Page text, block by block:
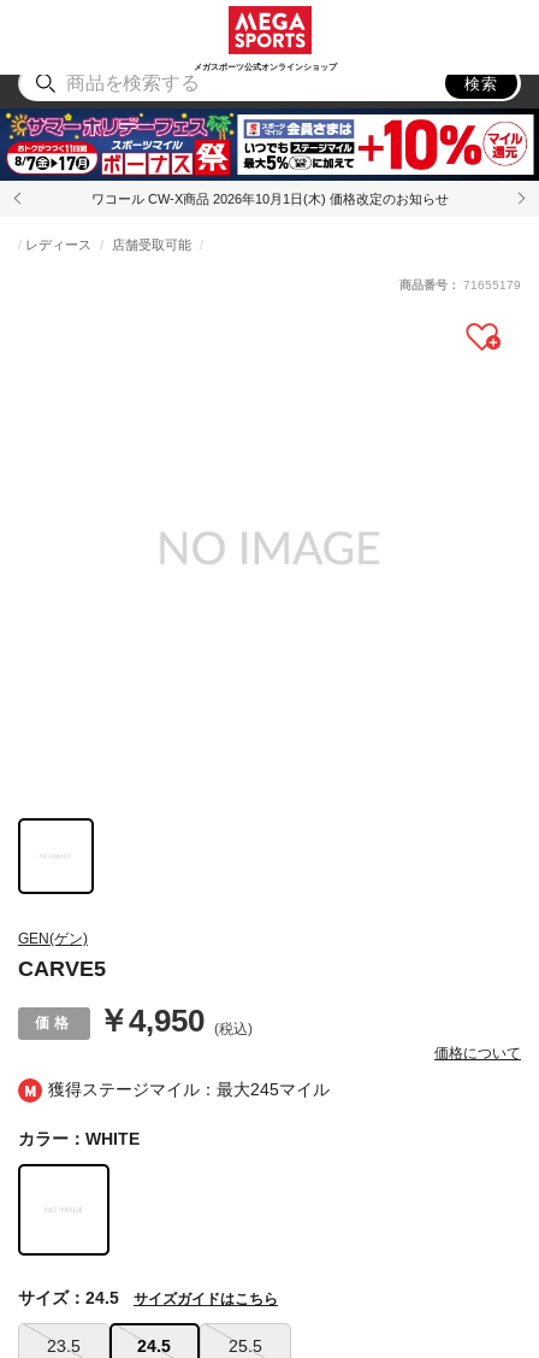
メガスポーツ公式オンラインショップ
アウトドア
検索
ワコール CW-X商品 2026年10月1日(木) 価格改定のお知らせ
獲得ステージマイル：最大245マイル
GEN(ゲン)
CARVE5
レディース 店舗受取可能
￥4,950 (税込)
価格について
商品番号： 71655179
カラー：WHITE
23.5 24.5 25.5
サイズ：24.5 サイズガイドはこちら